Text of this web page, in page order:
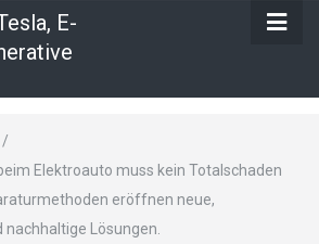
Regenerative
Energien
E-
/
Elektroauto muss kein Totalschaden
eröffnen neue,
Lösungen.